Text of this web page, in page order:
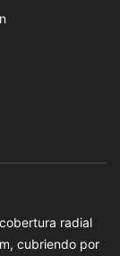
radial
cubriendo por